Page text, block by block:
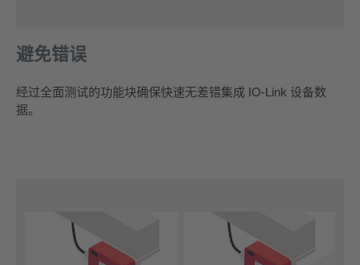
避免错误
经过全面测试的功能块确保快速无差错集成 IO-Link 设备数
据。